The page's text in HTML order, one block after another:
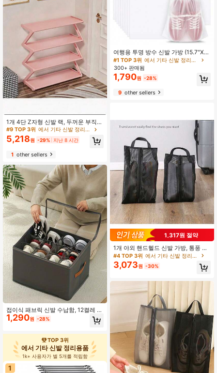
1개 4단 Z자형 신발 랙, 두꺼운 부직포
신발 층이 있는 플라스틱 사이드 프레
임, 도구 없이 조립, 대용량 바닥 수납
랙, 가벼운 스택형 공간 절약 신발장,
적합, 운동화, 슬리퍼, 하이힐, 어린이
랙
#9 TOP 3위 에서 기타 신발 정리용품
5,218원 -29% 지난 8 시간
1other sellers
접이식 패브릭 신발 수납함, 12켤레 또
는 16켤레 신발 수납 가능, 뚜껑이 있
는 대용량, 조절 가능한 칸막이 옷장
탁 가능한 다기능 신발함, 가정, 학교,
기숙사에 적합
1,290원 -28%
TOP 3위
에서 기타 신발 정리용품
1k+ 사용자가 별 5개를 적립함
1
여행용 투명 방수 신발 가방 (15.7"X1
1.8"/40x30cm) - 재사용 가능한 드로
스트링 신발 보관 가방, 여행 가방, 체
육관, 휴가에 적합 - 유니섹스 여행 필
수품, 공간 절약
#1 TOP 3위
에서 기타 신발 정리용품
300+ 판매됨
1,790원 -28%
9other sellers
1,317원 절약
1개 야외 핸드헬드 신발 가방, 통풍 메
쉬 보관함이 있는 다기능 비치백
#4 TOP 3위 에서 기타 신발 정리용품
3,073원 -30%